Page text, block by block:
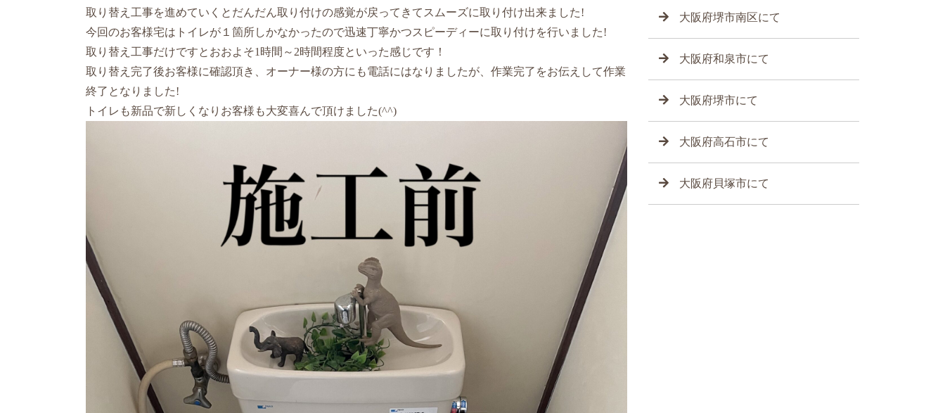
取り替え工事を進めていくとだんだん取り付けの感覚が戻ってきてスムーズに取り付け出来ました!
今回のお客様宅はトイレが１箇所しかなかったので迅速丁寧かつスピーディーに取り付けを行いました!
取り替え工事だけですとおおよそ1時間～2時間程度といった感じです！
取り替え完了後お客様に確認頂き、オーナー様の方にも電話にはなりましたが、作業完了をお伝えして作業
終了となりました!
トイレも新品で新しくなりお客様も大変喜んで頂けました(^^)
大阪府堺市南区にて
大阪府和泉市にて
大阪府堺市にて
大阪府高石市にて
大阪府貝塚市にて